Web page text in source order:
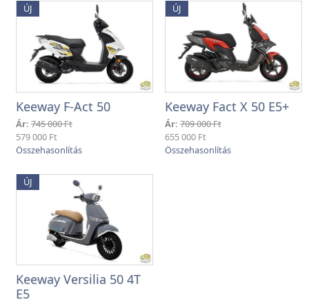
ÚJ
Keeway F-Act 50
Ár: 745 000 Ft
579 000 Ft
ÚJ
Keeway Fact X 50 E5+
Ár:709 000 Ft
655 000 Ft
ÚJ
Keeway Versilia 50 4T
E5